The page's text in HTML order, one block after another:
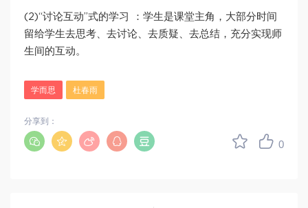
(2)“讨论互动”式的学习 ：学生是课堂主角，大部分时间
留给学生去思考、去讨论、去质疑、去总结，充分实现师
生间的互动。
学而思 杜春雨
0
分享到：